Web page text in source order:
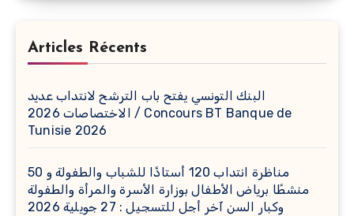
Articles Récents
البنك التونسي يفتح باب الترشح لانتداب عديد
الاختصاصات 2026 / Concours BT Banque de
Tunisie 2026
مناظرة انتداب 120 أستاذًا للشباب والطفولة و 50
منشطًا برياض الأطفال بوزارة الأسرة والمرأة والطفولة
وكبار السن آخر أجل للتسجيل : 27 جويلية 2026